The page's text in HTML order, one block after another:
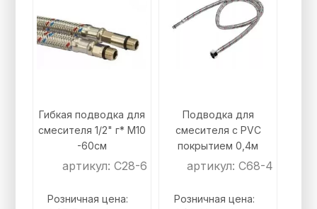
Гибкая подводка для
смесителя 1/2" г* M10
-60см
артикул: C28-6
Розничная цена:
Подводка для
смесителя с PVC
покрытием 0,4м
артикул: C68-4
Розничная цена: